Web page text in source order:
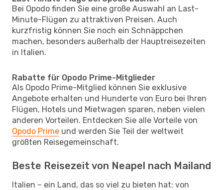
Bei Opodo finden Sie eine große Auswahl an Last-
Minute-Flügen zu attraktiven Preisen. Auch
kurzfristig können Sie noch ein Schnäppchen
machen, besonders außerhalb der Hauptreisezeiten
in Italien.
Rabatte für Opodo Prime-Mitglieder
Als Opodo Prime-Mitglied können Sie exklusive
Angebote erhalten und Hunderte von Euro bei Ihren
Flügen, Hotels und Mietwagen sparen, neben vielen
anderen Vorteilen. Entdecken Sie alle Vorteile von
Opodo Prime und werden Sie Teil der weltweit
größten Reisegemeinschaft.
Beste Reisezeit von Neapel nach Mailand
Italien – ein Land, das so viel zu bieten hat: von